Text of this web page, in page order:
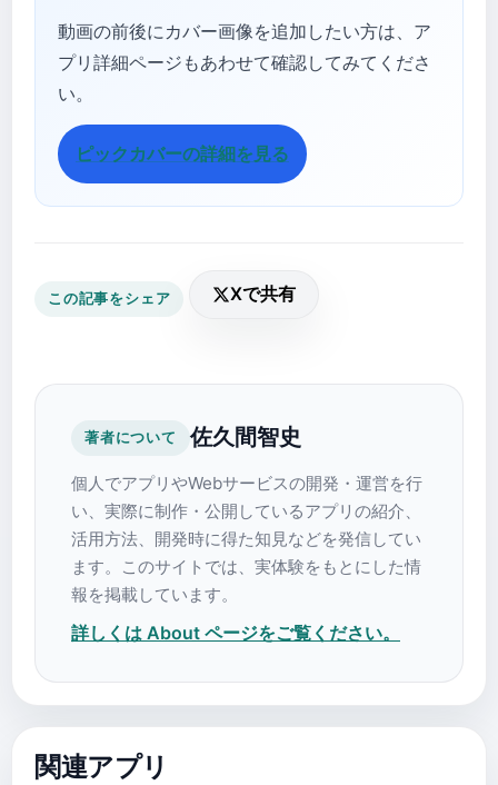
動画の前後にカバー画像を追加したい方は、ア
プリ詳細ページもあわせて確認してみてくださ
い。
ピックカバーの詳細を見る
この記事をシェア Xで共有
著者について 佐久間智史
個人でアプリやWebサービスの開発・運営を行
い、実際に制作・公開しているアプリの紹介、
活用方法、開発時に得た知見などを発信してい
ます。このサイトでは、実体験をもとにした情
報を掲載しています。
詳しくは About ページをご覧ください。
関連アプリ